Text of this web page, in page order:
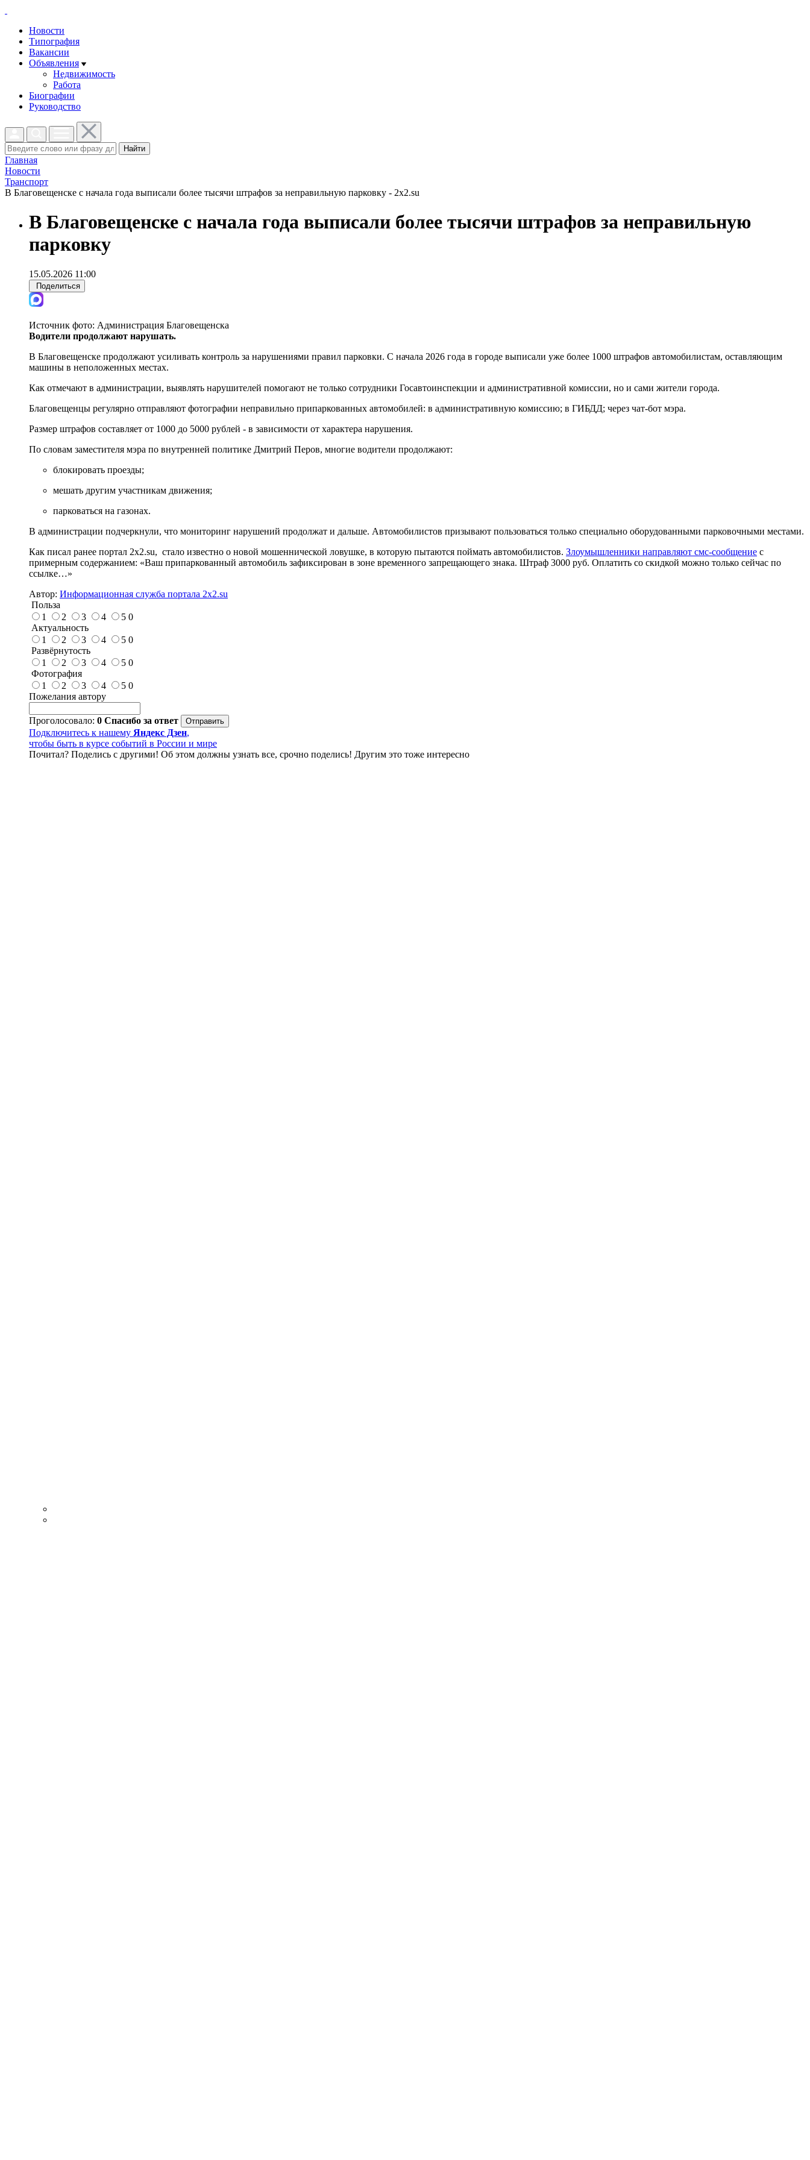
Новости
Типография
Вакансии
Объявления
Недвижимость
Работа
Биографии
Руководство
Найти
Главная
Новости
Транспорт
В Благовещенске с начала года выписали более тысячи штрафов за неправильную парковку - 2x2.su
В Благовещенске с начала года выписали более тысячи штрафов за неправильную
парковку
15.05.2026 11:00
Поделиться
Источник фото: Администрация Благовещенска
Водители продолжают нарушать.
В Благовещенске продолжают усиливать контроль за нарушениями правил парковки. С начала 2026 года в городе выписали уже более 1000 штрафов автомобилистам, оставляющим
машины в неположенных местах.
Как отмечают в администрации, выявлять нарушителей помогают не только сотрудники Госавтоинспекции и административной комиссии, но и сами жители города.
Благовещенцы регулярно отправляют фотографии неправильно припаркованных автомобилей: в административную комиссию; в ГИБДД; через чат-бот мэра.
Размер штрафов составляет от 1000 до 5000 рублей - в зависимости от характера нарушения.
По словам заместителя мэра по внутренней политике Дмитрий Перов, многие водители продолжают:
блокировать проезды;
мешать другим участникам движения;
парковаться на газонах.
В администрации подчеркнули, что мониторинг нарушений продолжат и дальше. Автомобилистов призывают пользоваться только специально оборудованными парковочными местами.
Как писал ранее портал 2х2.su, стало известно о новой мошеннической ловушке, в которую пытаются поймать автомобилистов. Злоумышленники направляют смс-сообщение с
примерным содержанием: «Ваш припаркованный автомобиль зафиксирован в зоне временного запрещающего знака. Штраф 3000 руб. Оплатить со скидкой можно только сейчас по
ссылке…»
Автор: Информационная служба портала 2x2.su
Польза
1
2 3 4 5 0
Актуальность
1
2 3 4 5 0
Развёрнутость
1
2 3 4 5 0
Фотография
1
2 3 4 5 0
Пожелания автору
Проголосовало: 0 Спасибо за ответ
Подключитесь к нашему Яндекс Дзен,
чтобы быть в курсе событий в России и мире
Почитал? Поделись с другими! Об этом должны узнать все, срочно поделись! Другим это тоже интересно